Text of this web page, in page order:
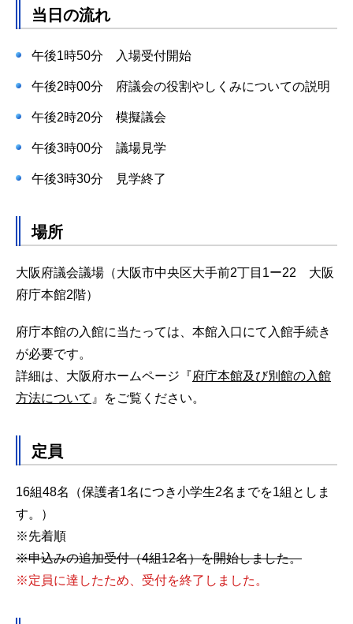
当日の流れ
午後1時50分 入場受付開始
午後2時00分 府議会の役割やしくみについての説明
午後2時20分 模擬議会
午後3時00分 議場見学
午後3時30分 見学終了
場所
大阪府議会議場（大阪市中央区大手前2丁目1ー22 大阪
府庁本館2階）
府庁本館の入館に当たっては、本館入口にて入館手続き
が必要です。
詳細は、大阪府ホームページ『府庁本館及び別館の入館
方法について 』をご覧ください。
定員
16組48名（保護者1名につき小学生2名までを1組としま
す。）
※先着順
※申込みの追加受付（4組12名）を開始しました。
※定員に達したため、受付を終了しました。